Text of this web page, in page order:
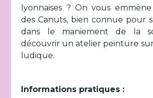
lyonnaises ? On vous
des Canuts, bien connue pour
dans le maniement de la
découvrir un atelier peinture
ludique.
Informations pratiques :